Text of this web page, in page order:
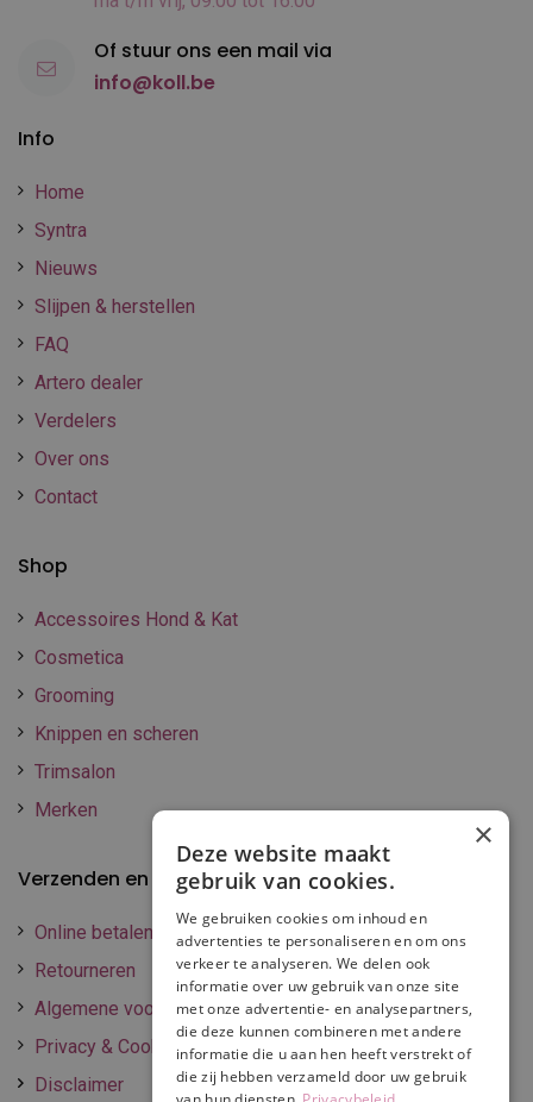
Info
Home
Syntra
Nieuws
Slijpen & herstellen
FAQ
Artero dealer
Verdelers
Over ons
Contact
Shop
Accessoires Hond & Kat
Cosmetica
Grooming
Knippen en scheren
Trimsalon
Merken
Verzenden en betalen
Online betalen
Retourneren
Algemene voorwaarden
Privacy & Cookie policy
Disclaimer
Of stuur ons een mail via
info@koll.be
×
Deze website maakt
gebruik van cookies.
We gebruiken cookies om inhoud en
advertenties te personaliseren en om ons
verkeer te analyseren. We delen ook
informatie over uw gebruik van onze site
met onze advertentie- en analysepartners,
die deze kunnen combineren met andere
informatie die u aan hen heeft verstrekt of
die zij hebben verzameld door uw gebruik